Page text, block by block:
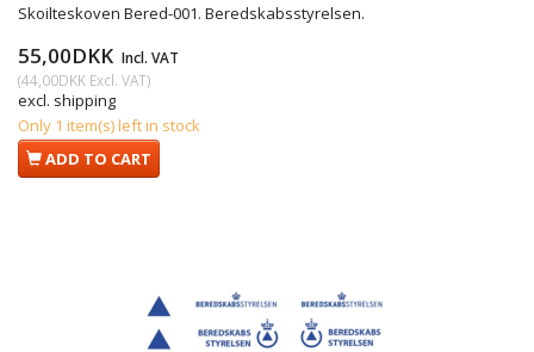
Skoilteskoven Bered-001. Beredskabsstyrelsen.
55,00DKK Incl. VAT
(44,00DKK Excl. VAT)
excl. shipping
Only 1 item(s) left in stock
ADD TO CART